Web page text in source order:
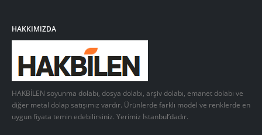
HAKKIMIZDA
HAKBİLEN soyunma dolabı, dosya dolabı, arşiv dolabı, emanet dolabı ve
diğer metal dolap satışımız vardır. Ürünlerde farklı model ve renklerde en
uygun fiyata temin edebilirsiniz. Yerimiz İstanbul’dadır.